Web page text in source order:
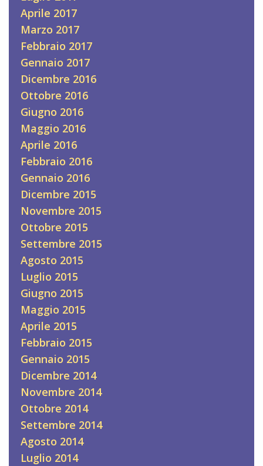
Aprile 2017
Marzo 2017
Febbraio 2017
Gennaio 2017
Dicembre 2016
Ottobre 2016
Giugno 2016
Maggio 2016
Aprile 2016
Febbraio 2016
Gennaio 2016
Dicembre 2015
Novembre 2015
Ottobre 2015
Settembre 2015
Agosto 2015
Luglio 2015
Giugno 2015
Maggio 2015
Aprile 2015
Febbraio 2015
Gennaio 2015
Dicembre 2014
Novembre 2014
Ottobre 2014
Settembre 2014
Agosto 2014
Luglio 2014